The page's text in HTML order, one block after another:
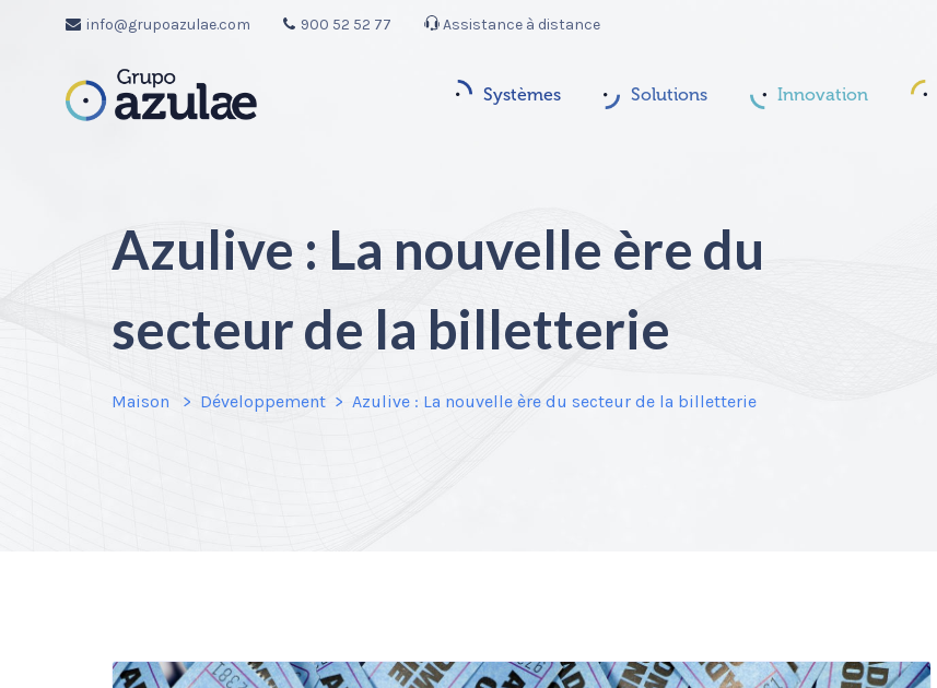
info@grupoazulae.com 900 52 52 77 Assistance à distance
Systèmes Solutions Innovation
Azulive : La nouvelle ère du
secteur de la billetterie
Maison Développement Azulive : La nouvelle ère du secteur de la billetterie